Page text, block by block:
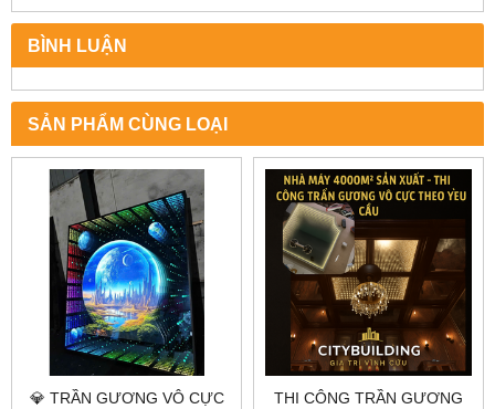
BÌNH LUẬN
SẢN PHẨM CÙNG LOẠI
💎 TRẦN GƯƠNG VÔ CỰC
THI CÔNG TRẦN GƯƠNG